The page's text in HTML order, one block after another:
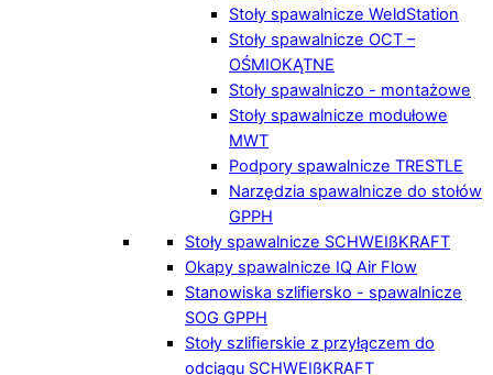
Stoły spawalnicze WeldStation
Stoły spawalnicze OCT –
OŚMIOKĄTNE
Stoły spawalniczo - montażowe
Stoły spawalnicze modułowe
MWT
Podpory spawalnicze TRESTLE
Narzędzia spawalnicze do stołów
GPPH
Stoły spawalnicze SCHWEIßKRAFT
Okapy spawalnicze IQ Air Flow
Stanowiska szlifiersko - spawalnicze
SOG GPPH
Stoły szlifierskie z przyłączem do
odciągu SCHWEIßKRAFT